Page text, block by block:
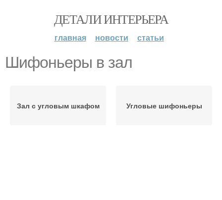
ДЕТАЛИ ИНТЕРЬЕРА
главная новости статьи
Шифоньеры в зал
Зал с угловым шкафом Угловые шифоньеры